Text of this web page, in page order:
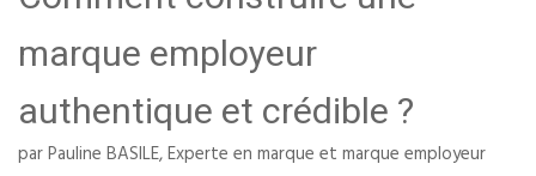
marque employeur
authentique et crédible ?
par Pauline BASILE, Experte en marque et marque employeur